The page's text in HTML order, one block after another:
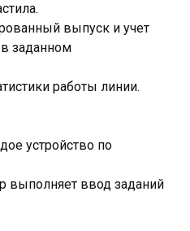
выпуск и учет
заданном
работы линии.
устройство по
выполняет ввод заданий